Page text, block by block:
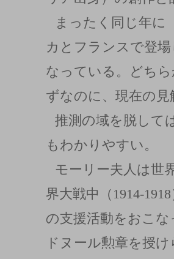
まったく同じ年に
カとフランスで登
なっている。どち
ずなのに、現在の
推測の域を脱して
もわかりやすい。
モーリー夫人は世
界大戦中（1914-
の支援活動をおこ
ドヌール勲章を授